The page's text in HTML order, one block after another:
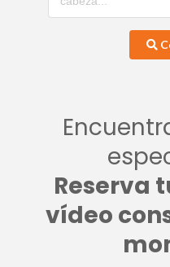
Reserva
vídeo